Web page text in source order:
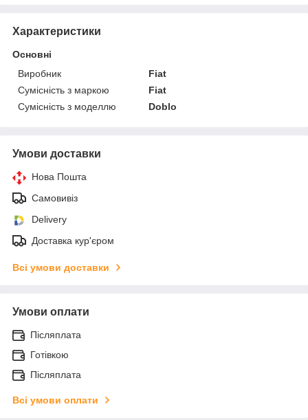
Характеристики
Основні
Виробник
Fiat
Сумісність з маркою
Fiat
Сумісність з моделлю
Doblo
Умови доставки
Нова Пошта
Самовивіз
Delivery
Доставка кур'єром
Всі умови доставки
Умови оплати
Післяплата
Готівкою
Післяплата
Всі умови оплати